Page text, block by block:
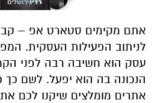
אתם מקימים סטארט אפ –
לניתוב הפעילות העסקית.
עסק הוא חשיבה רבה לפני
הנכונה בה הוא יפעל. לשם כך
אתרים מומלצים שיקנו לכם